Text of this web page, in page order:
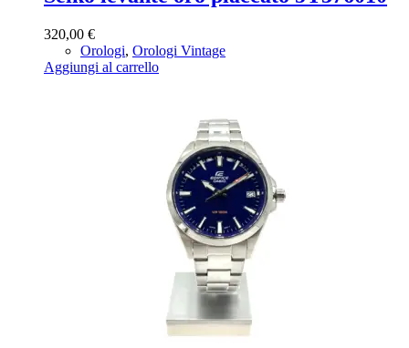
320,00 €
Orologi, Orologi Vintage
Aggiungi al carrello